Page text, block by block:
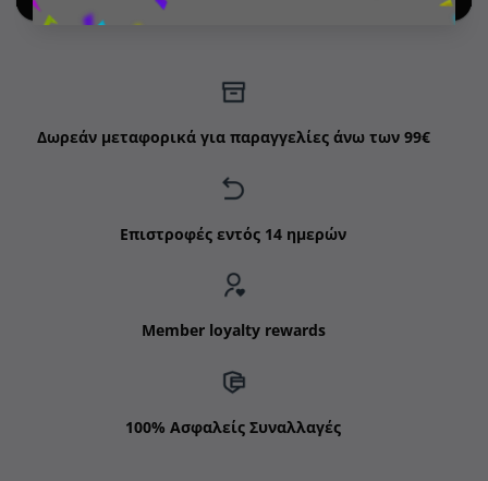
Δωρεάν μεταφορικά για παραγγελίες άνω των 99€
Επιστροφές εντός 14 ημερών
Member loyalty rewards
100% Ασφαλείς Συναλλαγές